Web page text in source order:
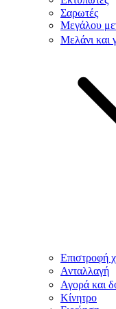
Σαρωτές
Μεγάλου
Μελάνι και
Επιστροφή
Ανταλλαγή
Αγορά και
Κίνητρο